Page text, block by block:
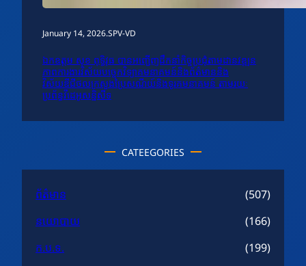
January 14, 2026.SPV-VD
ឯកឧត្តម សុខ ពុទ្ធិវុធ បានអញ្ជើញដឹកនាំកិច្ចប្រជុំតាមដានវឌ្ឍន
ភាពការងារវិស័យបច្ចេកវិទ្យាគមនាគមន៍និងព័ត៌មាននិង
វិស័យឌីជីថលក្រសួងប្រៃសណីយ៍និងទូរគមនាគមន៍ តាមរយៈ
ប្រព័ន្ធវីដេអូសន្និសីទ
CATEEGORIES
ព័ត៌មាន
(507)
នយោបាយ
(166)
ក.ប.ទ.
(199)